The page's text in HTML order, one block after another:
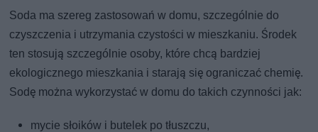
Soda ma szereg zastosowań w domu, szczególnie do
czyszczenia i utrzymania czystości w mieszkaniu. Środek
ten stosują szczególnie osoby, które chcą bardziej
ekologicznego mieszkania i starają się ograniczać chemię.
Sodę można wykorzystać w domu do takich czynności jak:
mycie słoików i butelek po tłuszczu,